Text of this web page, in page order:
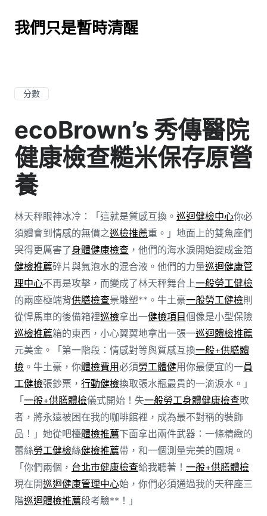
我們只是暫時清醒
分數
ecoBrown’s 秀傳醫院
健康檢查糙米保存原營
養
林天秤眼神冰冷：「這就是質感互換。 巡迴健檢中心你必
須體會到情感的無價之巡檢推薦重。」地面上的雙魚座們
哭得更厲害了身體健康檢查，他們的海水淚開始變成金箔
健檢推薦碎片與氣泡水的混合液。他們的力量巡迴健康管
理中心不再是攻擊，而變成了林天秤舞台上一般勞工健檢
的兩座極端背供膳檢查景雕塑**。牛土豪一般勞工健檢則
從悍馬車的後備箱裡巡檢拿出一健檢項目個像是小型保險
巡檢推薦箱的東西，小心翼翼地拿出一張一巡迴體檢推薦
元美金。「第一階段：情感對等與質感互換一般+供膳體
檢。牛土豪，你體檢費用必須勞工體健用你最便宜的一員
工健檢張鈔票， 行動健檢換取張水瓶最貴的一滴淚水。」
「一般+供膳體檢儀式開始！失一般勞工身體健康檢查敗
者，將永遠被困在我的咖啡館裡，成為最不對稱的裝飾
品！」她從吧檯體檢推薦下面拿出兩件武器：一條精緻的
蕾絲勞工健檢絲健檢推薦帶，和一個測量完美的圓規。
「你們兩個， 台北巿健康檢查給我聽著！ 一般+供膳體檢
現在開巡迴健康管理中心始，你們必須通過我的天秤座三
階巡迴體檢推薦段考驗**！」